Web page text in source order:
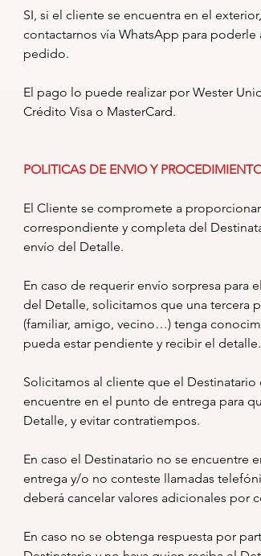
SI, si el cliente se encuentra en el
contactarnos vía WhatsApp para poderle
pedido.
El pago lo puede realizar por Wester
Crédito Visa o MasterCard.
POLITICAS DE ENVIO Y
El Cliente se compromete a
correspondiente y completa del
envío del Detalle.
En caso de requerir envío sorpresa para
del Detalle, solicitamos que una tercera
(familiar, amigo, vecino…) tenga
pueda estar pendiente y recibir el detalle.
Solicitamos al cliente que el Destinatario
encuentre en el punto de entrega para
Detalle, y evitar contratiempos.
En caso el Destinatario no se encuentre
entrega y/o no conteste llamadas
deberá cancelar valores adicionales por
En caso no se obtenga respuesta por